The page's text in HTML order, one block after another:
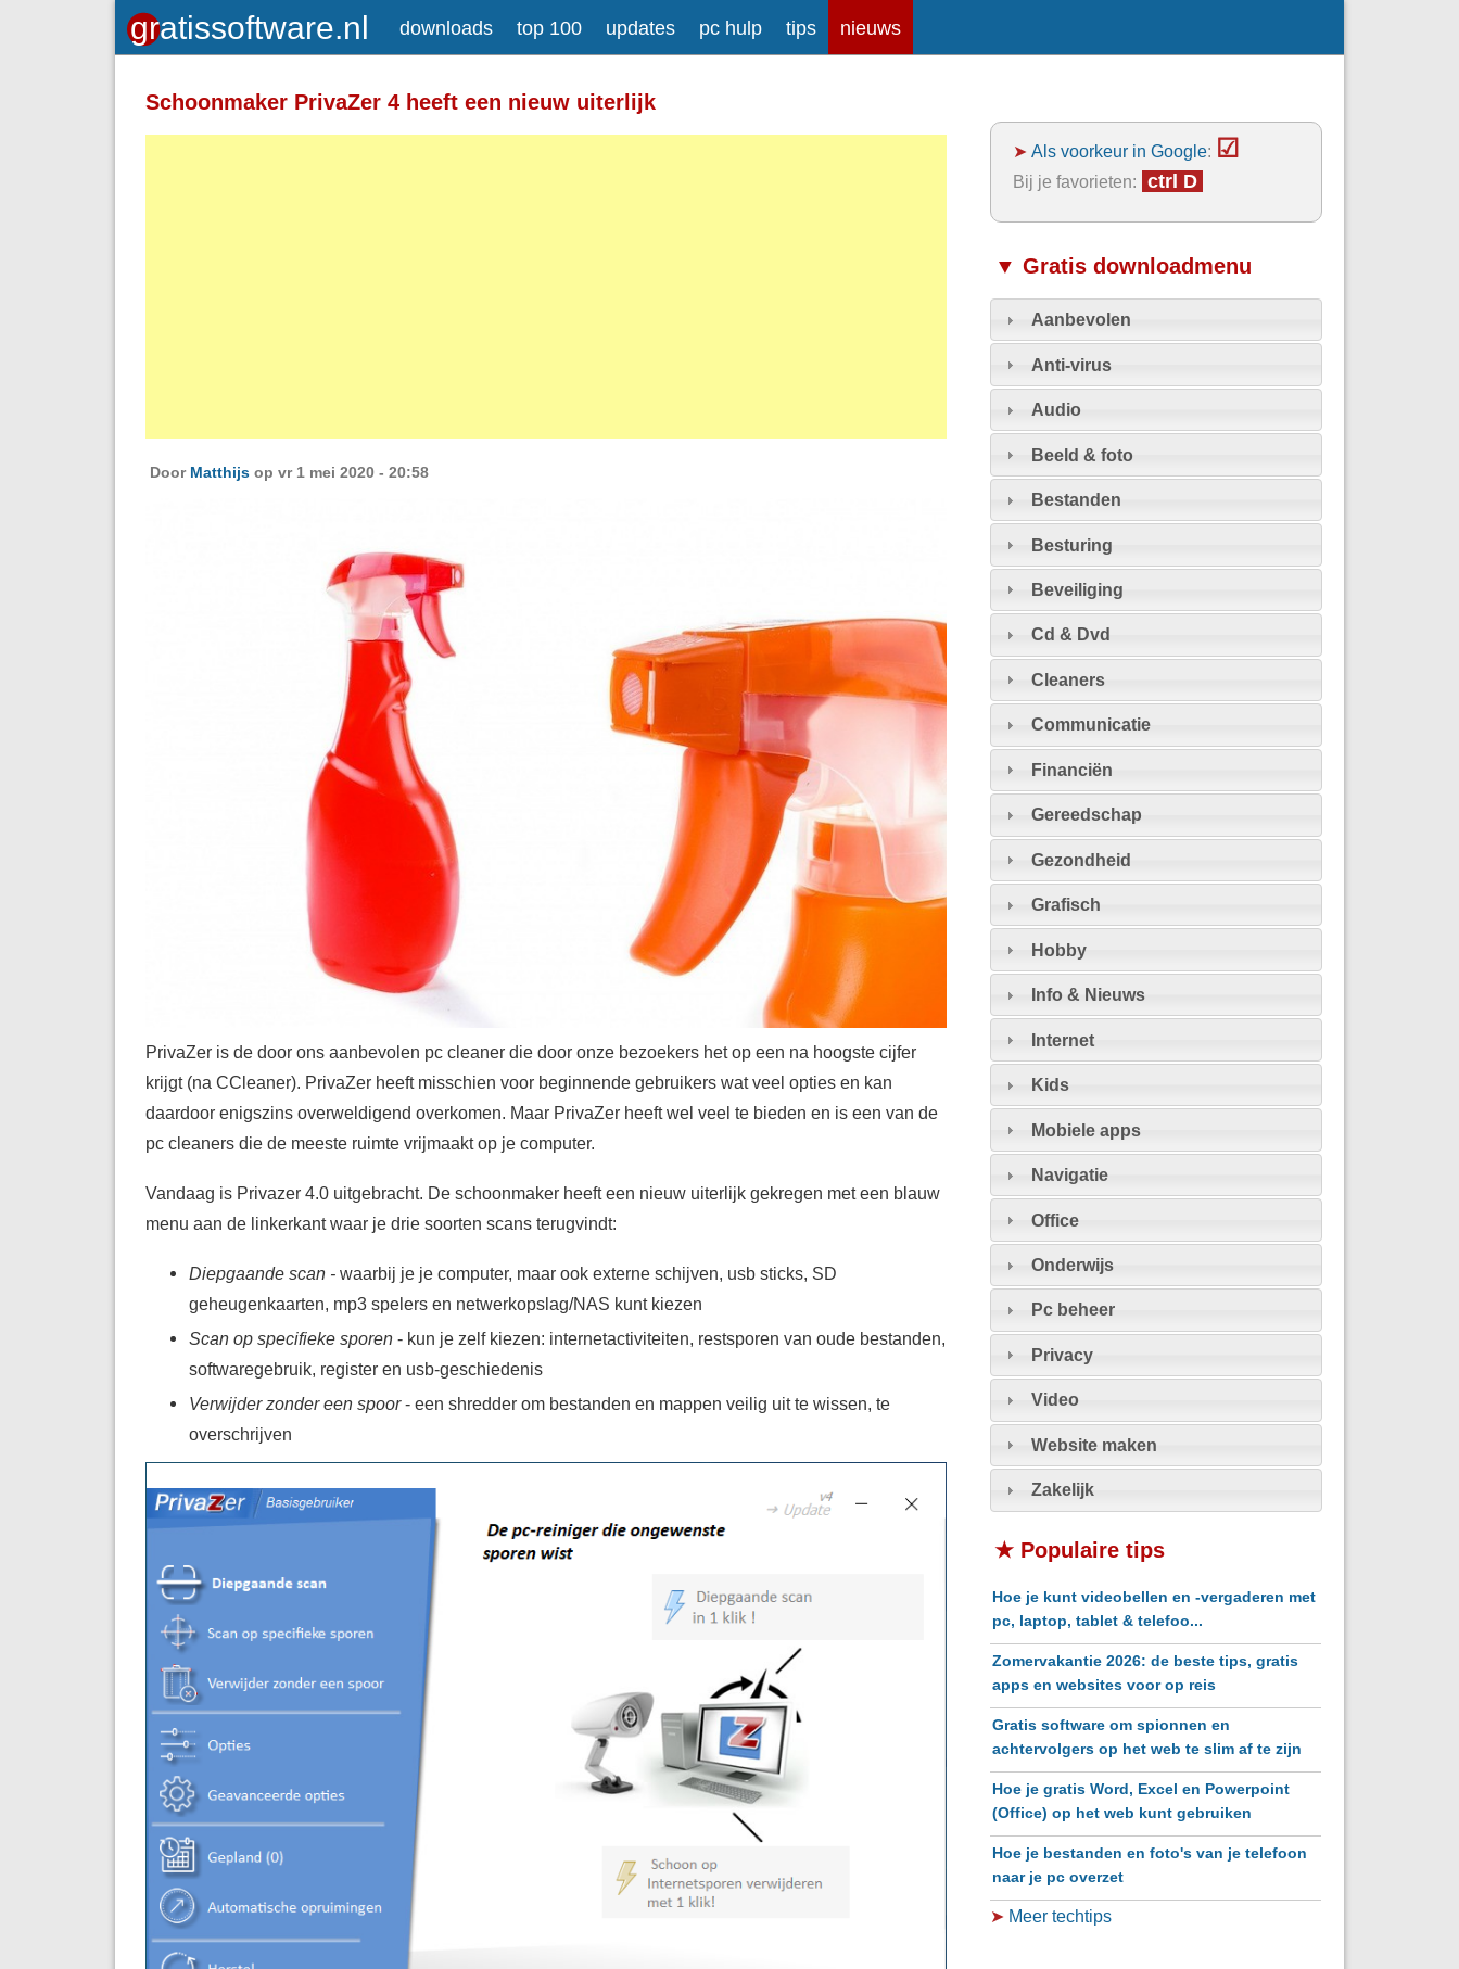
downloads top 100 updates pc hulp tips nieuws
Schoonmaker PrivaZer 4 heeft een nieuw uiterlijk
Door Matthijsop vr 1 mei 2020 - 20:58
PrivaZer is de door ons aanbevolen pc cleaner die door onze bezoekers het op een na hoogste cijfer
krijgt (na CCleaner). PrivaZer heeft misschien voor beginnende gebruikers wat veel opties en kan
daardoor enigszins overweldigend overkomen. Maar PrivaZer heeft wel veel te bieden en is een van de
pc cleaners die de meeste ruimte vrijmaakt op je computer.
Vandaag is Privazer 4.0 uitgebracht. De schoonmaker heeft een nieuw uiterlijk gekregen met een blauw
menu aan de linkerkant waar je drie soorten scans terugvindt:
Diepgaande scan - waarbij je je computer, maar ook externe schijven, usb sticks, SD
geheugenkaarten, mp3 spelers en netwerkopslag/NAS kunt kiezen
Scan op specifieke sporen- kun je zelf kiezen: internetactiviteiten, restsporen van oude bestanden,
softwaregebruik, register en usb-geschiedenis
Verwijder zonder een spoor- een shredder om bestanden en mappen veilig uit te wissen, te
overschrijven
Meer informatie over tekstopmaak
Toegelaten HTML-tags: <a> <em>
<strong> <br> <br /> <i> <b> <p>
➤Als voorkeur in Google: ☑
Bij je favorieten: ctrl D
▼ Gratis downloadmenu
Aanbevolen
Anti-virus
Audio
Beeld & foto
Bestanden
Besturing
Beveiliging
Cd & Dvd
Cleaners
Communicatie
Financiën
Gereedschap
Gezondheid
Grafisch
Hobby
Info & Nieuws
Internet
Kids
Mobiele apps
Navigatie
Office
Onderwijs
Pc beheer
Privacy
Video
Website maken
Zakelijk
★ Populaire tips
Hoe je kunt videobellen en -vergaderen met
pc, laptop, tablet & telefoo...
Zomervakantie 2026: de beste tips, gratis
apps en websites voor op reis
Gratis software om spionnen en
achtervolgers op het web te slim af te zijn
Hoe je gratis Word, Excel en Powerpoint
(Office) op het web kunt gebruiken
Hoe je bestanden en foto's van je telefoon
naar je pc overzet
➤ Meer techtips